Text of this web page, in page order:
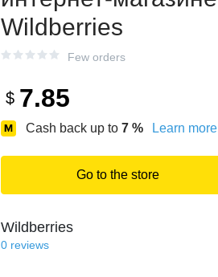
Wildberries
Few orders
$ 7.85
Cash back up to 7 % Learn more
Go to the store
Wildberries
0 reviews